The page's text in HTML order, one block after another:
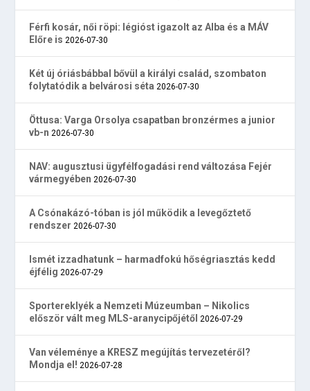
Férfi kosár, női röpi: légióst igazolt az Alba és a MÁV
Előre is 2026-07-30
Két új óriásbábbal bővül a királyi család, szombaton
folytatódik a belvárosi séta 2026-07-30
Öttusa: Varga Orsolya csapatban bronzérmes a junior
vb-n 2026-07-30
NAV: augusztusi ügyfélfogadási rend változása Fejér
vármegyében 2026-07-30
A Csónakázó-tóban is jól működik a levegőztető
rendszer 2026-07-30
Ismét izzadhatunk – harmadfokú hőségriasztás kedd
éjfélig 2026-07-29
Sportereklyék a Nemzeti Múzeumban – Nikolics
először vált meg MLS-aranycipőjétől 2026-07-29
Van véleménye a KRESZ megújítás tervezetéről?
Mondja el! 2026-07-28